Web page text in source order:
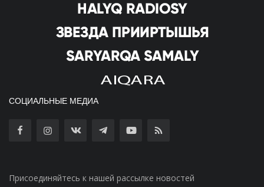
СОЦИАЛЬНЫЕ МЕДИА
Присоединяйтесь к нашей рассылке новостей